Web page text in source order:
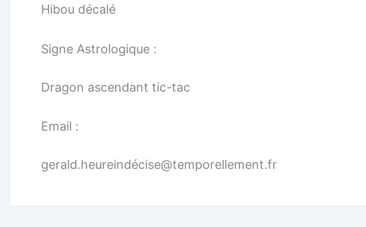
Hibou décalé
Signe Astrologique :
Dragon ascendant tic-tac
Email :
gerald.heureindécise@temporellement.fr